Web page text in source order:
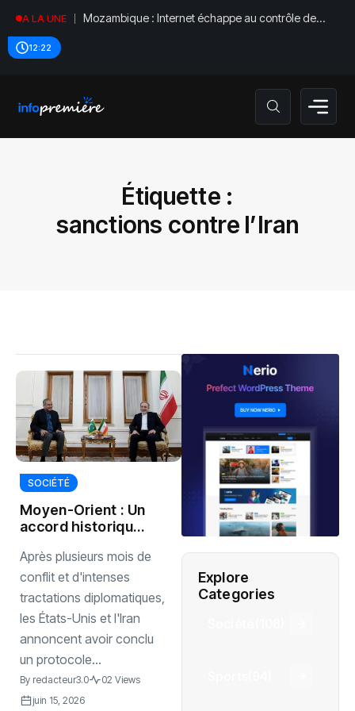
A LA UNE
Mozambique : Internet échappe au contrôle de
12:22
Étiquette :
sanctions contre l’Iran
SOCIÉTÉ
Moyen-Orient : Un
accord historique
paix
Après plusieurs mois de
conflit et d'intenses
tractations diplomatiques,
les États-Unis et l'Iran
annoncent avoir conclu
un protocole...
By redacteur3.0
02 Views
juin 15, 2026
Explore
Categories